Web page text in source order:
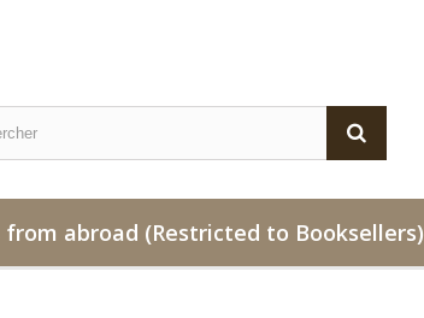
from abroad (Restricted to Booksellers)